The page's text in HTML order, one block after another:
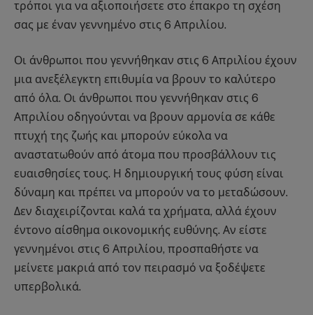
τρόποι για να αξιοποιήσετε στο έπακρο τη σχέση
σας με έναν γεννημένο στις 6 Απριλίου.
Οι άνθρωποι που γεννήθηκαν στις 6 Απριλίου έχουν
μια ανεξέλεγκτη επιθυμία να βρουν το καλύτερο
από όλα. Οι άνθρωποι που γεννήθηκαν στις 6
Απριλίου οδηγούνται να βρουν αρμονία σε κάθε
πτυχή της ζωής και μπορούν εύκολα να
αναστατωθούν από άτομα που προσβάλλουν τις
ευαισθησίες τους. Η δημιουργική τους φύση είναι
δύναμη και πρέπει να μπορούν να το μεταδώσουν.
Δεν διαχειρίζονται καλά τα χρήματα, αλλά έχουν
έντονο αίσθημα οικονομικής ευθύνης. Αν είστε
γεννημένοι στις 6 Απριλίου, προσπαθήστε να
μείνετε μακριά από τον πειρασμό να ξοδέψετε
υπερβολικά.